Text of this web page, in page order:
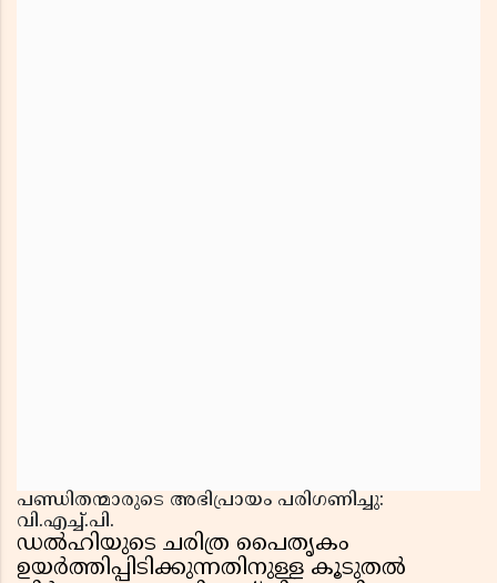
പണ്ഡിതന്മാരുടെ അഭിപ്രായം പരിഗണിച്ചു:
വി.എച്ച്.പി.
ഡൽഹിയുടെ ചരിത്ര പൈതൃകം
ഉയർത്തിപ്പിടിക്കുന്നതിനുള്ള കൂടുതൽ